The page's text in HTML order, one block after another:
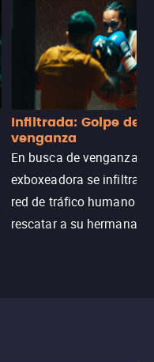
Infiltrada: Golpe de
venganza
En busca de venganza,
exboxeadora se infiltra
red de tráfico humano
rescatar a su hermana